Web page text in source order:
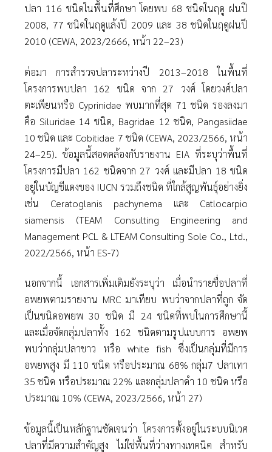
ปลา 116 ชนิดในพื้นที่ศึกษา โดยพบ 68 ชนิดในฤดู ฝนปี
2008, 77 ชนิดในฤดูแล้งปี 2009 และ 38 ชนิดในฤดูฝนปี
2010 (CEWA, 2023/2666, หน้า 22–23)
ต่อมา การสํารวจปลาระหว่างปี 2013–2018 ในพื้นที่
โครงการพบปลา 162 ชนิด จาก 27 วงศ์ โดยวงศ์ปลา
ตะเพียนหรือ Cyprinidae พบมากที่สุด 71 ชนิด รองลงมา
คือ Siluridae 14 ชนิด, Bagridae 12 ชนิด, Pangasiidae
10 ชนิด และ Cobitidae 7 ชนิด (CEWA, 2023/2566, หน้า
24–25). ข้อมูลนี้สอดคล้องกับรายงาน EIA ที่ระบุว่าพื้นที่
โครงการมีปลา 162 ชนิดจาก 27 วงศ์ และมีปลา 18 ชนิด
อยู่ในบัญชีแดงของ IUCN รวมถึงชนิด ที่ใกล้สูญพันธุ์อย่างยิ่ง
เช่น Ceratoglanis pachynema และ Catlocarpio
siamensis (TEAM Consulting Engineering and
Management PCL & LTEAM Consulting Sole Co., Ltd.,
2022/2566, หน้า ES-7)
นอกจากนี้ เอกสารเพิ่มเติมยังระบุว่า เมื่อนํารายชื่อปลาที่
อพยพตามรายงาน MRC มาเทียบ พบว่าจากปลาที่ถูก จัด
เป็นชนิดอพยพ 30 ชนิด มี 24 ชนิดที่พบในการศึกษานี้
และเมื่อจัดกลุ่มปลาทั้ง 162 ชนิดตามรูปแบบการ อพยพ
พบว่ากลุ่มปลาขาว หรือ white fish ซึ่งเป็นกลุ่มที่มีการ
อพยพสูง มี 110 ชนิด หรือประมาณ 68% กลุ่ม7 ปลาเทา
35 ชนิด หรือประมาณ 22% และกลุ่มปลาดํา 10 ชนิด หรือ
ประมาณ 10% (CEWA, 2023/2566, หน้า 27)
ข้อมูลนี้เป็นหลักฐานชัดเจนว่า โครงการตั้งอยู่ในระบบนิเวศ
ปลาที่มีความสําคัญสูง ไม่ใช่พื้นที่ว่างทางเทคนิค สําหรับ